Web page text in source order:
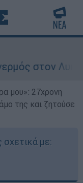
Λυκαβηττό:
μου»: 27χρονη
της και ζητούσε
σχετικά με: